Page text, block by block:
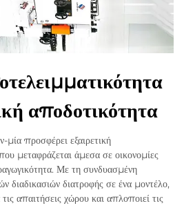
αποδοτικότητα
μία προσφέρει εξαιρετική
μεταφράζεται άμεσα σε οικονομίες
Με τη συνδυασμένη
διαδικασιών διατροφής σε ένα μοντέλο,
απαιτήσεις χώρου και απλοποιεί τις